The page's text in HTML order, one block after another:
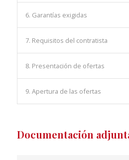
6. Garantías exigidas
7. Requisitos del contratista
8. Presentación de ofertas
9. Apertura de las ofertas
Documentación